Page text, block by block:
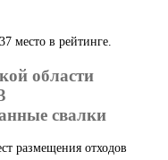
место в рейтинге.
области
свалки
размещения отходов